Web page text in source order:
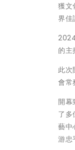
獲文
界佳
的主
此
會常
開
了
藝中
游忠